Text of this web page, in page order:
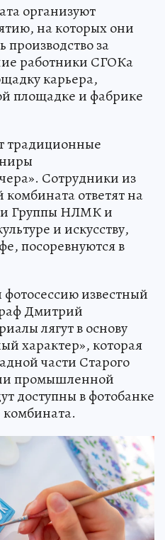
организуют
на которых они
производство за
работники СГОКа
карьера,
площадке и фабрике
традиционные
Сотрудники из
ответят на
Группы НЛМК и
и искусству,
посоревнуются в
известный
Дмитрий
лягут в основу
характер», которая
части Старого
промышленной
доступны в фотобанке